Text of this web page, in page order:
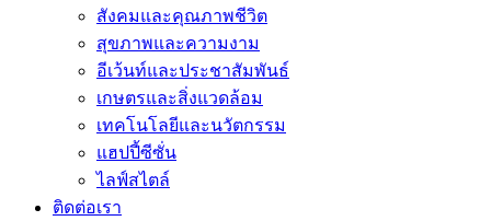
สังคมและคุณภาพชีวิต
สุขภาพและความงาม
อีเว้นท์และประชาสัมพันธ์
เกษตรและสิ่งแวดล้อม
เทคโนโลยีและนวัตกรรม
แฮปปี้ซีซั่น
ไลฟ์สไตล์
ติดต่อเรา